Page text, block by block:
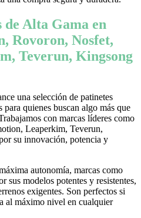
Alta Gama en
Rovoron, Nosfet,
Teverun, Kingsong
una selección de patinetes
para quienes buscan algo más que
con marcas líderes como
Leaperkim, Teverun,
su innovación, potencia y
autonomía, marcas como
sus modelos potentes y resistentes,
exigentes. Son perfectos si
al máximo nivel en cualquier